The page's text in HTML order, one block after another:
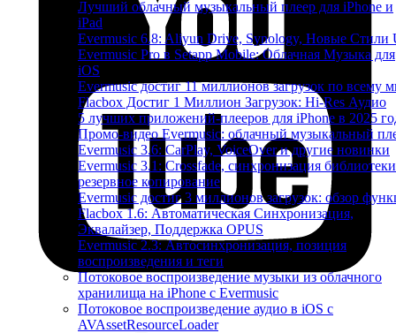
Лучший облачный музыкальный плеер для iPhone и
iPad
Evermusic 6.8: Aliyun Drive, Synology, Новые Стили
Evermusic Pro в Setapp Mobile: Облачная Музыка для
iOS
Evermusic достиг 11 миллионов загрузок по всему
Flacbox Достиг 1 Миллион Загрузок: Hi-Res Аудио
5 лучших приложений-плееров для iPhone в 2025
Промо-видео Evermusic: облачный музыкальный
Evermusic 3.6: CarPlay, VoiceOver и другие новинки
Evermusic 3.1: Crossfade, синхронизация
резервное копирование
Evermusic достиг 3 миллионов загрузок: обзор
Flacbox 1.6: Автоматическая Синхронизация,
Эквалайзер, Поддержка OPUS
Evermusic 2.3: Автосинхронизация, позиция
воспроизведения и теги
Потоковое воспроизведение музыки из облачного
хранилища на iPhone с Evermusic
Потоковое воспроизведение аудио в iOS с
AVAssetResourceLoader